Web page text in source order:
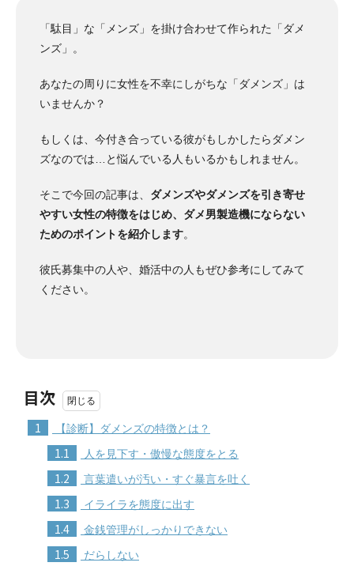
「駄目」な「メンズ」を掛け合わせて作られた「ダメ
ンズ」。
あなたの周りに女性を不幸にしがちな「ダメンズ」は
いませんか？
もしくは、今付き合っている彼がもしかしたらダメン
ズなのでは…と悩んでいる人もいるかもしれません。
そこで今回の記事は、 ダメンズやダメンズを引き寄せ
やすい女性の特徴をはじめ、ダメ男製造機にならない
ためのポイントを紹介します。
彼氏募集中の人や、婚活中の人もぜひ参考にしてみて
ください。
目次
1 【診断】ダメンズの特徴とは？
1.1 人を見下す・傲慢な態度をとる
1.2 言葉遣いが汚い・すぐ暴言を吐く
1.3 イライラを態度に出す
1.4 金銭管理がしっかりできない
1.5 だらしない